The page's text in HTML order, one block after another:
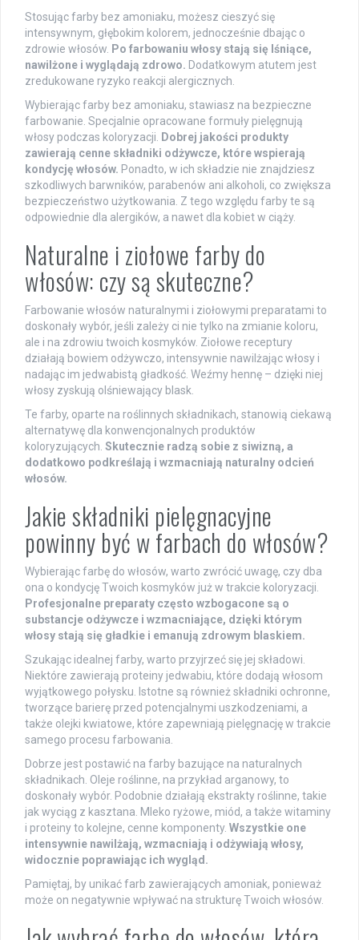
Stosując farby bez amoniaku, możesz cieszyć się
intensywnym, głębokim kolorem, jednocześnie dbając o
zdrowie włosów. Po farbowaniu włosy stają się lśniące,
nawilżone i wyglądają zdrowo. Dodatkowym atutem jest
zredukowane ryzyko reakcji alergicznych.
Wybierając farby bez amoniaku, stawiasz na bezpieczne
farbowanie. Specjalnie opracowane formuły pielęgnują
włosy podczas koloryzacji.
Dobrej jakości produkty
zawierają cenne składniki odżywcze, które wspierają
kondycję włosów. Ponadto, w ich składzie nie znajdziesz
szkodliwych barwników, parabenów ani alkoholi, co zwiększa
bezpieczeństwo użytkowania. Z tego względu farby te są
odpowiednie dla alergików, a nawet dla kobiet w ciąży.
Naturalne i ziołowe farby do
włosów: czy są skuteczne?
Farbowanie włosów naturalnymi i ziołowymi preparatami to
doskonały wybór, jeśli zależy ci nie tylko na zmianie koloru,
ale i na zdrowiu twoich kosmyków. Ziołowe receptury
działają bowiem odżywczo, intensywnie nawilżając włosy i
nadając im jedwabistą gładkość. Weźmy hennę – dzięki niej
włosy zyskują olśniewający blask.
Te farby, oparte na roślinnych składnikach, stanowią ciekawą
alternatywę dla konwencjonalnych produktów
koloryzujących. Skutecznie radzą sobie z siwizną, a
dodatkowo podkreślają i wzmacniają naturalny odcień
włosów.
Jakie składniki pielęgnacyjne
powinny być w farbach do włosów?
Wybierając farbę do włosów, warto zwrócić uwagę, czy dba
ona o kondycję Twoich kosmyków już w trakcie koloryzacji.
Profesjonalne preparaty często wzbogacone są o
substancje odżywcze i wzmacniające, dzięki którym
włosy stają się gładkie i emanują zdrowym blaskiem.
Szukając idealnej farby, warto przyjrzeć się jej składowi.
Niektóre zawierają proteiny jedwabiu, które dodają włosom
wyjątkowego połysku. Istotne są również składniki ochronne,
tworzące barierę przed potencjalnymi uszkodzeniami, a
także olejki kwiatowe, które zapewniają pielęgnację w trakcie
samego procesu farbowania.
Dobrze jest postawić na farby bazujące na naturalnych
składnikach. Oleje roślinne, na przykład arganowy, to
doskonały wybór. Podobnie działają ekstrakty roślinne, takie
jak wyciąg z kasztana. Mleko ryżowe, miód, a także witaminy
i proteiny to kolejne, cenne komponenty. Wszystkie one
intensywnie nawilżają, wzmacniają i odżywiają włosy,
widocznie poprawiając ich wygląd.
Pamiętaj, by unikać farb zawierających amoniak, ponieważ
może on negatywnie wpływać na strukturę Twoich włosów.